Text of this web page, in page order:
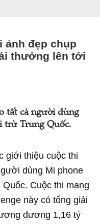
ảnh đẹp chụp
thưởng lên tới
tất cả người dùng
trừ Trung Quốc.
giới thiệu cuộc thi
dùng Mi phone
Cuộc thi mang
này có tổng giải
đương 1,16 tỷ